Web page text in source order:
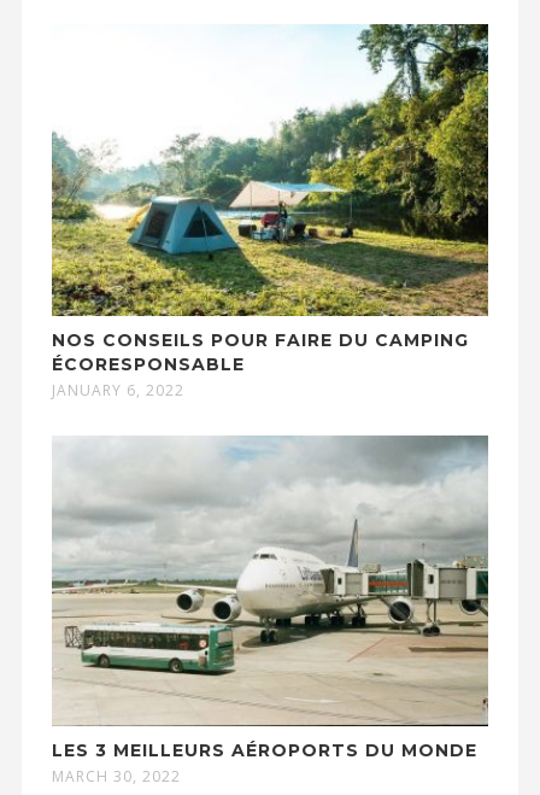
NOS CONSEILS POUR FAIRE DU CAMPING
ÉCORESPONSABLE
JANUARY 6, 2022
LES 3 MEILLEURS AÉROPORTS DU MONDE
MARCH 30, 2022